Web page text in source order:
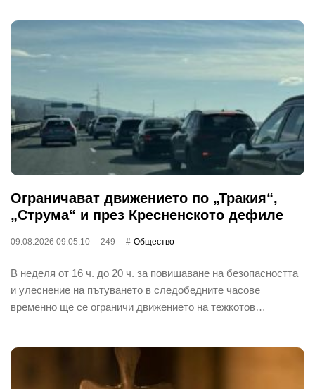
Ограничават движението по „Тракия“,
„Струма“ и през Кресненското дефиле
09.08.2026 09:05:10 249 Общество
В неделя от 16 ч. до 20 ч. за повишаване на безопасността
и улеснение на пътуването в следобедните часове
временно ще се ограничи движението на тежкотов…